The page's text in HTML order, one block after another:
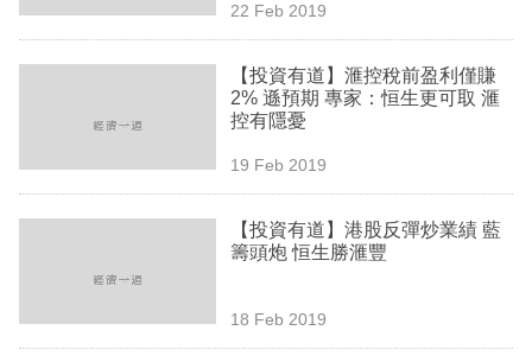
生
欄
22 Feb 2019
【投資有道】滙控稅前盈利僅賺
2% 遜預期 專家：恒生更可取 滙
控有隱憂
19 Feb 2019
【投資有道】港股反彈炒業績 藍
籌頭炮 恒生勝滙豐
18 Feb 2019